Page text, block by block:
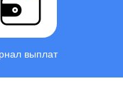
выплат